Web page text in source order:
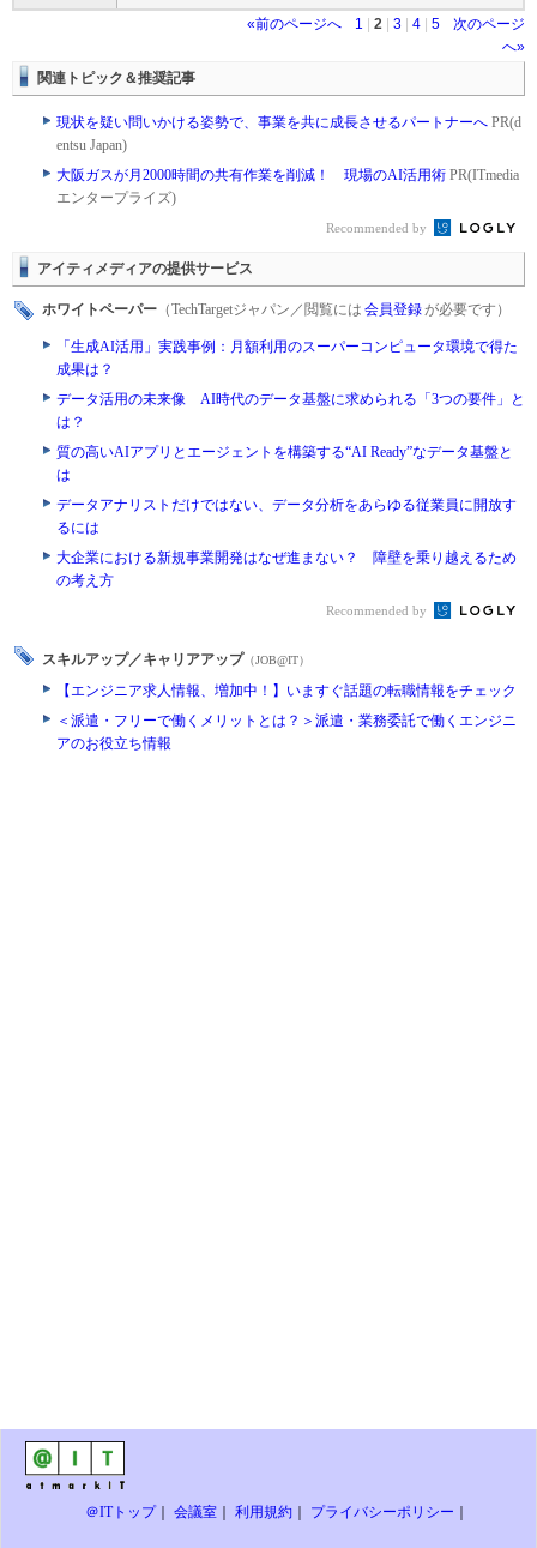
«前のページへ 1 2 3 4 5
次のページ
へ»
関連トピック＆推奨記事
現状を疑い問いかける姿勢で、事業を共に成長させるパートナーへ PR(d
entsu Japan)
大阪ガスが月2000時間の共有作業を削減！ 現場のAI活用術 PR(ITmedia
エンタープライズ)
Recommended by
アイティメディアの提供サービス
ホワイトペーパー （TechTargetジャパン／閲覧には 会員登録が必要です）
「生成AI活用」実践事例：月額利用のスーパーコンピュータ環境で得た
成果は？
データ活用の未来像 AI時代のデータ基盤に求められる「3つの要件」と
は？
質の高いAIアプリとエージェントを構築する“AI Ready”なデータ基盤と
は
データアナリストだけではない、データ分析をあらゆる従業員に開放す
るには
大企業における新規事業開発はなぜ進まない？ 障壁を乗り越えるため
の考え方
Recommended by
スキルアップ／キャリアアップ （JOB@IT）
【エンジニア求人情報、増加中！】いますぐ話題の転職情報をチェック
＜派遣・フリーで働くメリットとは？＞派遣・業務委託で働くエンジニ
アのお役立ち情報
＠ITトップ｜ 会議室 利用規約 プライバシーポリシー